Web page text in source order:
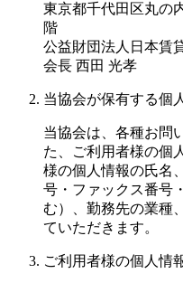
東京都千代田区丸の
階
公益財団法人日本賃
会長 西田 光孝
当協会が保有する個
当協会は、各種お問
た、ご利用者様の個
様の個人情報の氏名
号・ファックス番号
む）、勤務先の業種
ていただきます。
ご利用者様の個人情